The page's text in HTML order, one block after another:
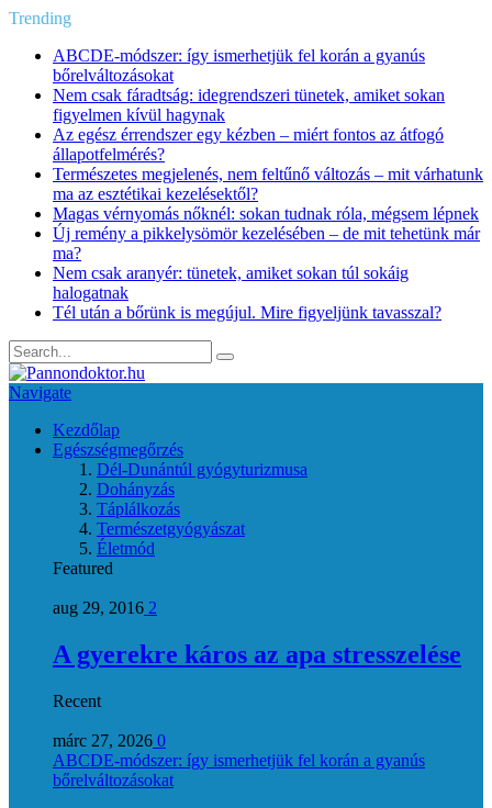
Trending
ABCDE‑módszer: így ismerhetjük fel korán a gyanús
bőrelváltozásokat
Nem csak fáradtság: idegrendszeri tünetek, amiket sokan
figyelmen kívül hagynak
Az egész érrendszer egy kézben – miért fontos az átfogó
állapotfelmérés?
Természetes megjelenés, nem feltűnő változás – mit várhatunk
ma az esztétikai kezelésektől?
Magas vérnyomás nőknél: sokan tudnak róla, mégsem lépnek
Új remény a pikkelysömör kezelésében – de mit tehetünk már
ma?
Nem csak aranyér: tünetek, amiket sokan túl sokáig
halogatnak
Tél után a bőrünk is megújul. Mire figyeljünk tavasszal?
Navigate
Kezdőlap
Egészségmegőrzés
Dél-Dunántúl gyógyturizmusa
Dohányzás
Táplálkozás
Természetgyógyászat
Életmód
Featured
aug 29, 2016 2
A gyerekre káros az apa stresszelése
Recent
márc 27, 2026 0
ABCDE‑módszer: így ismerhetjük fel korán a gyanús
bőrelváltozásokat